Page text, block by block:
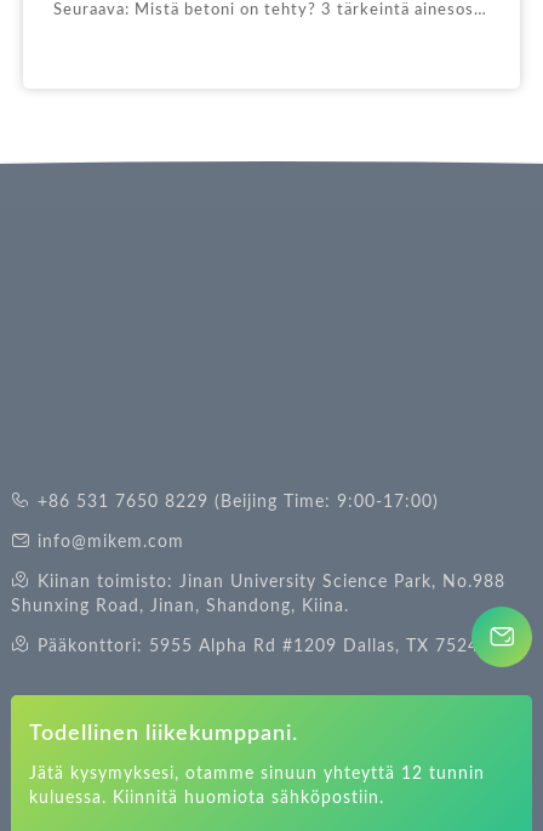
Seuraava: Mistä betoni on tehty? 3 tärkeintä ainesosaa ja sekoitussuhteet
+86 531 7650 8229 (Beijing Time: 9:00-17:00)
info@mikem.com
Kiinan toimisto: Jinan University Science Park, No.988
Shunxing Road, Jinan, Shandong, Kiina.
Pääkonttori: 5955 Alpha Rd #1209 Dallas, TX 75240.
Todellinen liikekumppani.
Jätä kysymyksesi, otamme sinuun yhteyttä 12 tunnin
kuluessa. Kiinnitä huomiota sähköpostiin.